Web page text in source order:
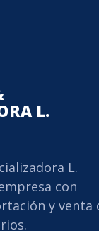
L.
L.
con
y venta